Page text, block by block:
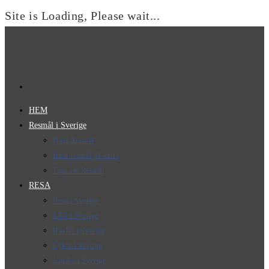
Site is Loading, Please wait...
HEM
Resmål i Sverige
Hitta Resmål
Hitta resmål på karta
Tips om Resmål
RESA
Resa i Sverige
Elbil i Sverige
Husbil i Sverige
Cykla i Sverige
Vandra i Sverige